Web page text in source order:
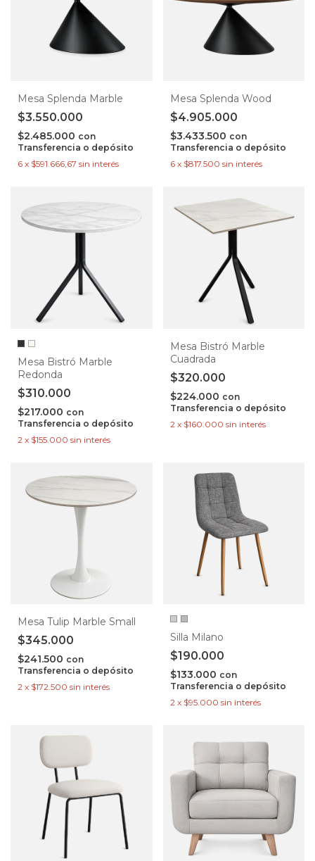
Mesa Splenda Marble
$3.550.000
$2.485.000 con
Transferencia o depósito
6 x $591.666,67 sin interés
Mesa Splenda Wood
$4.905.000
$3.433.500 con
Transferencia o depósito
6 x $817.500 sin interés
Mesa Bistró Marble
Redonda
$310.000
$217.000 con
Transferencia o depósito
2 x $155.000 sin interés
Mesa Bistró Marble
Cuadrada
$320.000
$224.000 con
Transferencia o depósito
2 x $160.000 sin interés
Mesa Tulip Marble Small
$345.000
$241.500 con
Transferencia o depósito
2 x $172.500 sin interés
Silla Milano
$190.000
$133.000 con
Transferencia o depósito
2 x $95.000 sin interés